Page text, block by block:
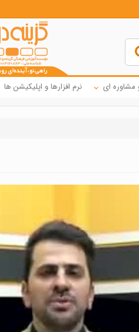
ای نرم افزارها و اپلیکیشن ها